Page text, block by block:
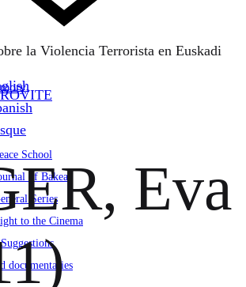
la Violencia Terrorista en Euskadi
School
of Bakeaz
Series
to the Cinema
documentaries
Eva